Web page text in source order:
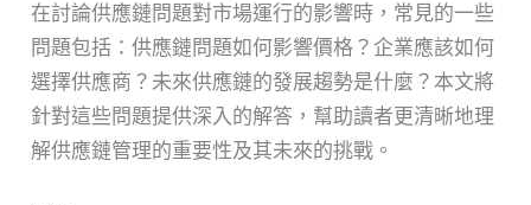
在討論供應鏈問題對市場運行的影響時，常見的一些
問題包括：供應鏈問題如何影響價格？企業應該如何
選擇供應商？未來供應鏈的發展趨勢是什麼？本文將
針對這些問題提供深入的解答，幫助讀者更清晰地理
解供應鏈管理的重要性及其未來的挑戰。